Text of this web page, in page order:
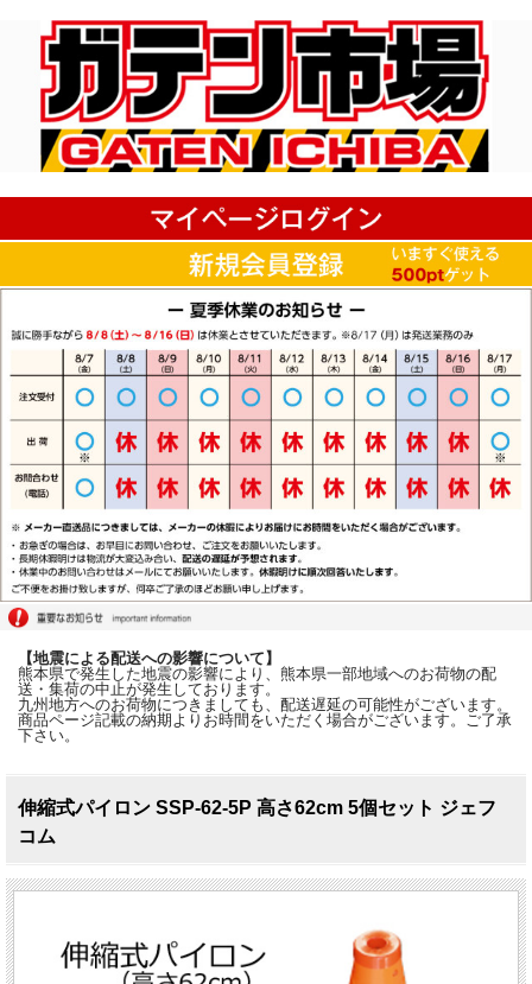
【地震による配送への影響について】
熊本県で発生した地震の影響により、熊本県一部地域へのお荷物の配
送・集荷の中止が発生しております。
九州地方へのお荷物につきましても、配送遅延の可能性がございます。
商品ページ記載の納期よりお時間をいただく場合がございます。ご了承
下さい。
伸縮式パイロン SSP-62-5P 高さ62cm 5個セット ジェフ
コム